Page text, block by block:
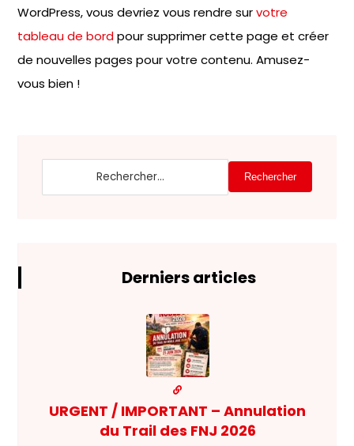
WordPress, vous devriez vous rendre survotre
tableau de bordpour supprimer cette page et créer
de nouvelles pages pour votre contenu. Amusez-
vous bien !
Rechercher
Derniers articles
URGENT / IMPORTANT – Annulation
du Trail des FNJ 2026